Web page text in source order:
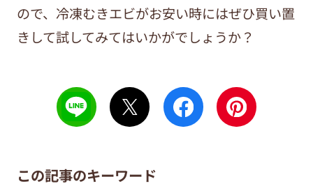
ので、冷凍むきエビがお安い時にはぜひ買い置
きして試してみてはいかがでしょうか？
この記事のキーワード